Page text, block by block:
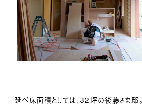
延べ床面積としては、３２坪の後藤さま邸。